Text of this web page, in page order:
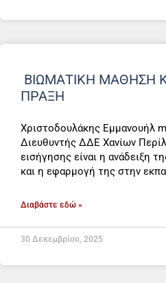
ΒΙΩΜΑΤΙΚΗ ΜΑΘΗΣΗ
ΠΡΑΞΗ
Χριστοδουλάκης Εμμανουήλ
Διευθυντής ΔΔΕ Χανίων
εισήγησης είναι η ανάδειξη
και η εφαρμογή της στην
Διαβάστε εδώ »
30 Δεκεμβρίου, 2025